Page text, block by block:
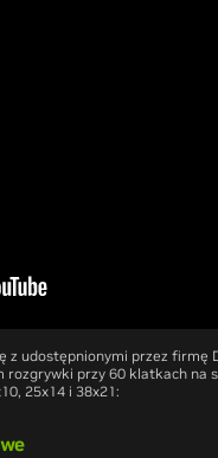
z udostępnionymi przez firmę
przy 60 klatkach na
25x14 i 38x21: